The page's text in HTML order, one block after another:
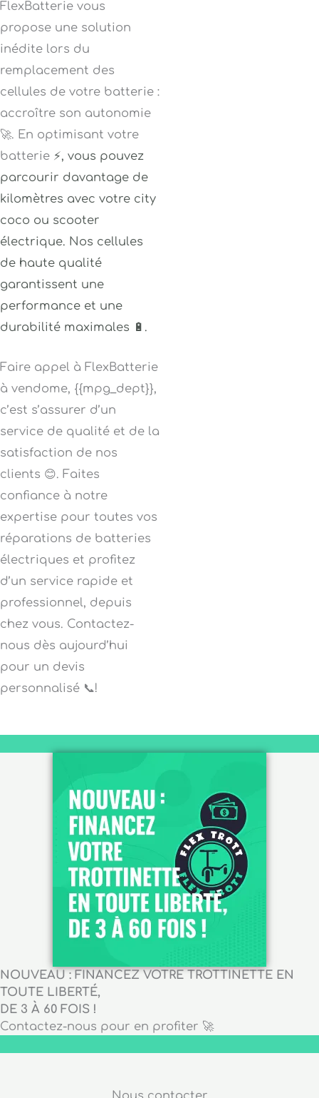
FlexBatterie vous
propose une solution
inédite lors du
remplacement des
cellules de votre batterie :
accroître son autonomie
🚀. En optimisant votre
batterie ⚡, vous pouvez
parcourir davantage de
kilomètres avec votre city
coco ou scooter
électrique. Nos cellules
de haute qualité
garantissent une
performance et une
durabilité maximales 🔋.
Faire appel à FlexBatterie
à vendome, {{mpg_dept}},
c’est s’assurer d’un
service de qualité et de la
satisfaction de nos
clients 😊. Faites
confiance à notre
expertise pour toutes vos
réparations de batteries
électriques et profitez
d’un service rapide et
professionnel, depuis
chez vous. Contactez-
nous dès aujourd’hui
pour un devis
personnalisé 📞!
NOUVEAU : FINANCEZ VOTRE TROTTINETTE EN
TOUTE LIBERTÉ,
DE 3 À 60 FOIS !
Contactez-nous pour en profiter 🚀